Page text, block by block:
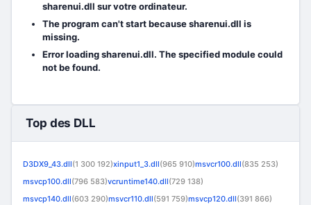
sharenui.dll sur votre ordinateur.
The program can't start because sharenui.dll is
missing.
Error loading sharenui.dll. The specified module could
not be found.
Top des DLL
D3DX9_43.dll(1 300 192)xinput1_3.dll(965 910)msvcr100.dll(835 253)
msvcp100.dll(796 583)vcruntime140.dll(729 138)
msvcp140.dll(603 290)msvcr110.dll(591 759)msvcp120.dll(391 866)